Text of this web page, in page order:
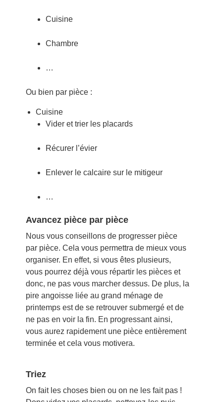
Cuisine
Chambre
…
Ou bien par pièce :
Cuisine
Vider et trier les placards
Récurer l’évier
Enlever le calcaire sur le mitigeur
…
Avancez pièce par pièce
Nous vous conseillons de progresser pièce
par pièce. Cela vous permettra de mieux vous
organiser. En effet, si vous êtes plusieurs,
vous pourrez déjà vous répartir les pièces et
donc, ne pas vous marcher dessus. De plus, la
pire angoisse liée au grand ménage de
printemps est de se retrouver submergé et de
ne pas en voir la fin. En progressant ainsi,
vous aurez rapidement une pièce entièrement
terminée et cela vous motivera.
Triez
On fait les choses bien ou on ne les fait pas !